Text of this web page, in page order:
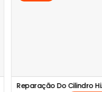
Reparação Do Cilindro Hidráulica